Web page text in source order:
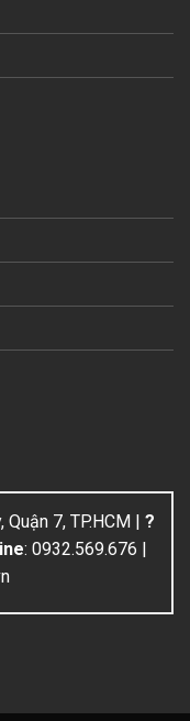
7, TP.HCM | ?
: 0932.569.676 |